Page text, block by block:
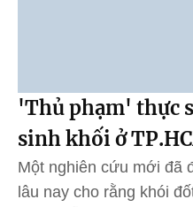
'Thủ phạm' thực
sinh khối ở
Một nghiên cứu mới đã
lâu nay cho rằng khói